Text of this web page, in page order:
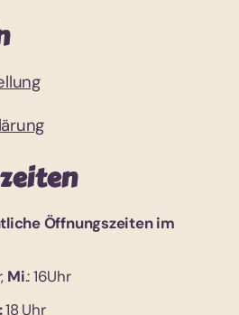
Öffnungszeiten im
Mi.: 16Uhr
18 Uhr